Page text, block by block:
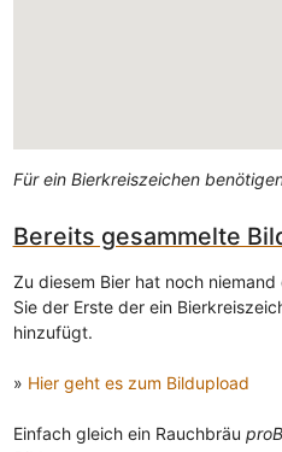
Für ein Bierkreiszeichen
Bereits gesammelte
Zu diesem Bier hat noch
Sie der Erste der ein
hinzufügt.
» Hier geht es zum Bildupload
Einfach gleich ein Rauchbräu